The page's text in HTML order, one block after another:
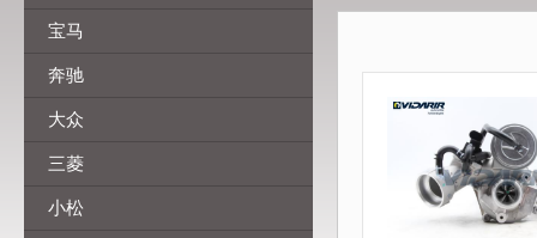
宝马
奔驰
大众
三菱
小松